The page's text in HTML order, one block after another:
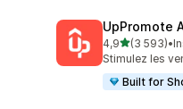
UpPromote
4,9étoile(s) sur
(3 593)
3593 avis au•
Stimulez les
Built for